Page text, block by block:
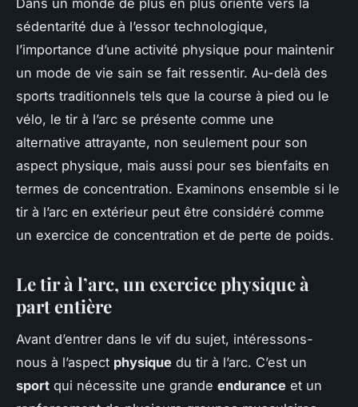
sédentarité due à l’essor technologique,
l’importance d’une activité physique pour maintenir
un mode de vie sain se fait ressentir. Au-delà des
sports traditionnels tels que la course à pied ou le
vélo, le tir à l’arc se présente comme une
alternative attrayante, non seulement pour son
aspect physique, mais aussi pour ses bienfaits en
termes de concentration. Examinons ensemble si le
tir à l’arc en extérieur peut être considéré comme
un exercice de concentration et de perte de poids.
Le tir à l’arc, un exercice physique à
part entière
Avant d’entrer dans le vif du sujet, intéressons-
nous à l’aspect physique du tir à l’arc. C’est un
sport qui nécessite une grande endurance et un